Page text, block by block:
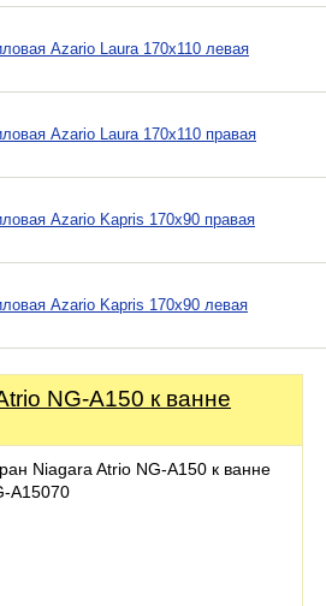
Azario Laura 170x110 левая
Azario Laura 170x110 правая
Azario Kapris 170x90 правая
Azario Kapris 170x90 левая
NG-A150 к ванне
Niagara Atrio NG-A150 к ванне
A15070